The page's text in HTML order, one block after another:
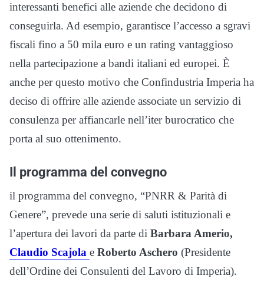
interessanti benefici alle aziende che decidono di
conseguirla. Ad esempio, garantisce l’accesso a sgravi
fiscali fino a 50 mila euro e un rating vantaggioso
nella partecipazione a bandi italiani ed europei. È
anche per questo motivo che Confindustria Imperia ha
deciso di offrire alle aziende associate un servizio di
consulenza per affiancarle nell’iter burocratico che
porta al suo ottenimento.
Il programma del convegno
il programma del convegno, “PNRR & Parità di
Genere”, prevede una serie di saluti istituzionali e
l’apertura dei lavori da parte di Barbara Amerio,
Claudio Scajola e Roberto Aschero (Presidente
dell’Ordine dei Consulenti del Lavoro di Imperia).